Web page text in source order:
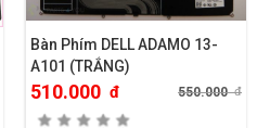
Bàn Phím DELL ADAMO 13-
A101 (TRẮNG)
510.000 đ 550.000đ